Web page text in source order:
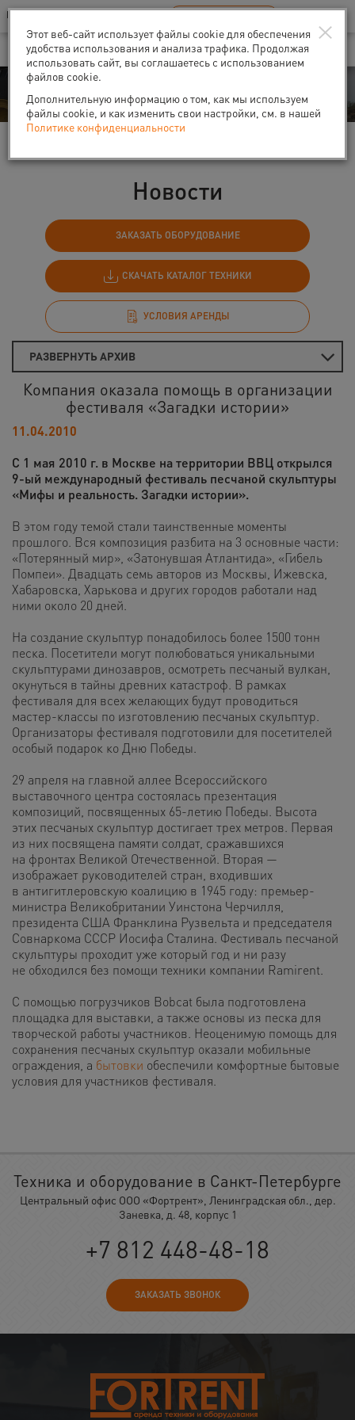
Ваш город:Санкт-Петербург
В Вашем регионе нет наших офисов RU EN
События
Новости
ЗАКАЗАТЬ ОБОРУДОВАНИЕ
СКАЧАТЬ КАТАЛОГ ТЕХНИКИ
УСЛОВИЯ АРЕНДЫ
РАЗВЕРНУТЬ АРХИВ
Компания оказала помощь в организации
фестиваля «Загадки истории»
11.04.2010
C 1 мая 2010 г. в Москве на территории ВВЦ открылся
9-ый международный фестиваль песчаной скульптуры
«Мифы и реальность. Загадки истории».
В этом году темой стали таинственные моменты
прошлого. Вся композиция разбита на 3 основные части:
«Потерянный мир», «Затонувшая Атлантида», «Гибель
Помпеи». Двадцать семь авторов из Москвы, Ижевска,
Хабаровска, Харькова и других городов работали над
ними около 20 дней.
На создание скульптур понадобилось более 1500 тонн
песка. Посетители могут полюбоваться уникальными
скульптурами динозавров, осмотреть песчаный вулкан,
окунуться в тайны древних катастроф. В рамках
фестиваля для всех желающих будут проводиться
мастер-классы по изготовлению песчаных скульптур.
Организаторы фестиваля подготовили для посетителей
особый подарок ко Дню Победы.
29 апреля на главной аллее Всероссийского
выставочного центра состоялась презентация
композиций, посвященных 65-летию Победы. Высота
этих песчаных скульптур достигает трех метров. Первая
из них посвящена памяти солдат, сражавшихся
на фронтах Великой Отечественной. Вторая —
изображает руководителей стран, входивших
в антигитлеровскую коалицию в 1945 году: премьер-
министра Великобритании Уинстона Черчилля,
президента США Франклина Рузвельта и председателя
Совнаркома СССР Иосифа Сталина. Фестиваль песчаной
скульптуры проходит уже который год и ни разу
не обходился без помощи техники компании Ramirent.
С помощью погрузчиков Bobcat была подготовлена
площадка для выставки, а также основы из песка для
творческой работы участников. Неоценимую помощь для
сохранения песчаных скульптур оказали мобильные
ограждения, а бытовки обеспечили комфортные бытовые
условия для участников фестиваля.
Техника и оборудование в Санкт-Петербурге
Центральный офис ООО «Фортрент», Ленинградская обл., дер.
Заневка, д. 48, корпус 1
+7 812 448-48-18
ЗАКАЗАТЬ ЗВОНОК
×
Этот веб-сайт использует файлы cookie для обеспечения
удобства использования и анализа трафика. Продолжая
использовать сайт, вы соглашаетесь с использованием
файлов cookie.
Дополнительную информацию о том, как мы используем
файлы cookie, и как изменить свои настройки, см. в нашей
Политике конфиденциальности